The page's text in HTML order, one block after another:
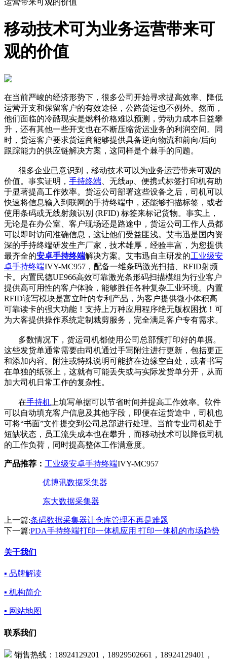
运营带来可观的价值
移动技术可为业务运营带来可
观的价值
在当前严峻的经济形势下，很多公司开始寻求提高效率、降低
运营开支和保留客户的有效途径，公路货运也不例外。然而，
他们面临的冷酷现实是燃料价格难以预测，劳动力成本日益攀
升，还有其他一些开支也在不断压缩货运业务的利润空间。同
时，货运客户要求货运商能够提供具备逆向物流和前向/后向
跟踪能力的供应链解决方案，这同样是个棘手的问题。
很多企业已意识到，移动技术可以为业务运营带来可观的
价值。事实证明， 手持终端 、无线ap、便携式标签打印机有助
于显著提高工作效率。货运公司部署这些设备之后，司机可以
快速将信息输入到联网的手持终端中，还能够扫描标签，或者
使用条码或无线射频识别 (RFID) 标签来标记货物。事实上，
无论是在办公室、客户现场还是路途中，货运公司工作人员都
可以即时访问准确信息，这让他们受益匪浅。艾韦迅是国内资
深的手持终端研发生产厂家，技术雄厚，经验丰富，为您提供
最齐全的安卓手持终端解决方案。艾韦迅自主研发的工业级安
卓手持终端IVY-MC957， 配备一维条码激光扫描、RFID射频
卡。内置民德UE966高效可靠激光条形码扫描模组为行业客户
提供高可用性的客户体验，能够胜任各种复杂工业环境。内置
RFID读写模块是富立叶的专利产品，为客户提供微小体积高
可靠读卡的强大功能！支持上万种应用程序绝无版权困扰！可
为大客提供操作系统定制裁剪服务，完全满足客户专有需求。
多数情况下，货运司机都使用公司总部预打印好的单据。
这些发货单通常需要由司机通过手写附注进行更新，包括更正
和添加内容。附注或特殊说明可能挤在边缘空白处，或者书写
在单独的纸张上，这就有可能丢失或与实际发货单分开，从而
加大司机日常工作的复杂性。
在手持机 上填写单据可以节省时间并提高工作效率。软件
可以自动填充客户信息及其他字段，即便在运货途中，司机也
可将“书面”文件提交到公司总部进行处理。当前专业司机处于
短缺状态，员工流失成本也在攀升，而移动技术可以降低司机
的工作负荷，同时提高整体工作满意度。
产品推荐： 工业级安卓手持终端IVY-MC957
优博讯数据采集器
东大数据采集器
上一篇:条码数据采集器让仓库管理不再是难题
下一篇:PDA手持终端打印一体机应用 打印一体机的市场趋势
关于我们
▪ 品牌解读
▪ 机构简介
▪ 网站地图
联系我们
销售热线：18924129201，18929502661，18924129401，